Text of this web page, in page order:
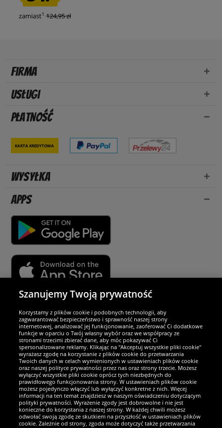
zamiast1 124,95 zł
Firma
Usługi
Płatność
Karta kredytowa
Wysyłka
Apps
Partnerzy i bezpieczeństwo
Jesteśmy wyjątkowi
Szanujemy Twoją prywatność
Korzystamy z plików cookie i podobnych technologii, aby
zagwarantować bezpieczeństwo i sprawność naszej strony
internetowej, analizować jej funkcjonowanie, zaoferować Ci dodatkowe
funkcje w oparciu o Twój własny wybór oraz we współpracy ze
stronami trzecimi zbierać dane, aby móc pokazywać Ci
spersonalizowane reklamy. Klikając na "Akceptuj wszystkie pliki cookie"
wyrażasz zgodę na korzystanie z plików cookie do przetwarzania
Twoich danych w celach wymienionych w ustawieniach plików cookie
oraz naszej polityce prywatności przez nas oraz strony trzecie. Możesz
wyłączyć wszystkie pliki cookie oprócz tych niezbędnych do
prawidłowego funkcjonowania strony. W ustawieniach plików cookie
możesz pojedynczo włączyć lub wyłączyć konkretne z nich. Więcej
informacji na ten temat znajdziesz w naszym oświadczeniu dotyczącym
polityki prywatności. Wyrażenie zgody jest dobrowolne i nie jest
konieczne do korzystania z naszej strony. W każdej chwili możesz
odwołać swoją zgodę ze skutkiem na przyszłość w ustawieniach plików
cookie. Zależnie od strony, zgoda może dotyczyć także przetwarzania